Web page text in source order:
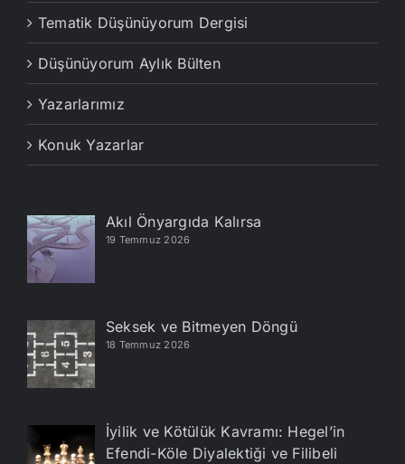
Tematik Düşünüyorum Dergisi
Düşünüyorum Aylık Bülten
Yazarlarımız
Konuk Yazarlar
Akıl Önyargıda Kalırsa
19 Temmuz 2026
Seksek ve Bitmeyen Döngü
18 Temmuz 2026
İyilik ve Kötülük Kavramı: Hegel’in
Efendi-Köle Diyalektiği ve Filibeli